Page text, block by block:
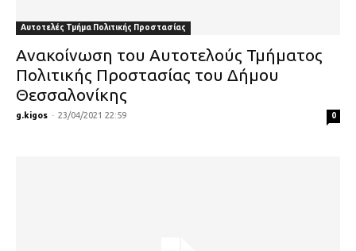
Αυτοτελές Τμήμα Πολιτικής Προστασίας
Ανακοίνωση του Αυτοτελούς Τμήματος
Πολιτικής Προστασίας του Δήμου
Θεσσαλονίκης
g.kigos - 23/04/2021 22:59 0